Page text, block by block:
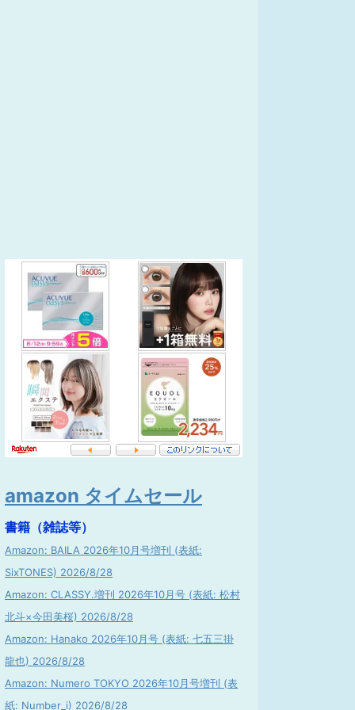
amazon タイムセール
書籍（雑誌等）
Amazon: BAILA 2026年10月号増刊 (表紙:
SixTONES) 2026/8/28
Amazon: CLASSY.増刊 2026年10月号 (表紙: 松村
北斗×今田美桜) 2026/8/28
Amazon: Hanako 2026年10月号 (表紙: 七五三掛
龍也) 2026/8/28
Amazon: Numero TOKYO 2026年10月号増刊 (表
紙: Number_i) 2026/8/28